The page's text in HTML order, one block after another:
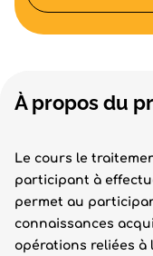
À propos du
Le cours le
participant à
permet au
connaissances
opérations reliées à